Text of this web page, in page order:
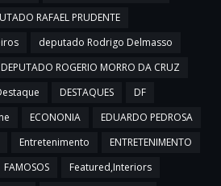
RAFAEL PRUDENTE
deputado Rodrigo Delmasso
DEPUTADO ROGERIO MORRO DA CRUZ
DESTAQUES
DF
ECONONIA
EDUARDO PEDROSA
Entretenimento
ENTRETENIMENTO
FAMOSOS
Featured,Interiors